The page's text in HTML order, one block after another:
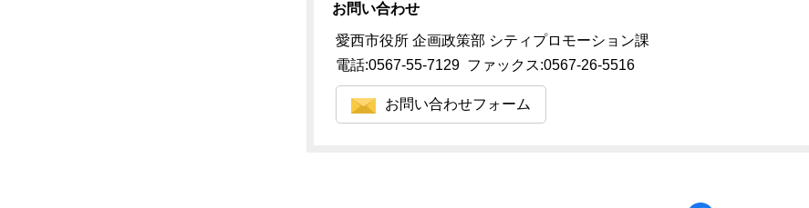
お問い合わせ
愛西市役所 企画政策部 シティプロモーション課
電話:0567-55-7129 ファックス:0567-26-5516
お問い合わせフォーム